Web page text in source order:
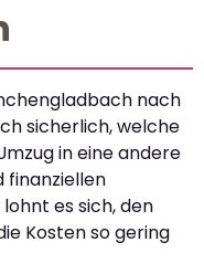
nach
sicherlich, welche
in eine andere
finanziellen
es sich, den
Kosten so gering